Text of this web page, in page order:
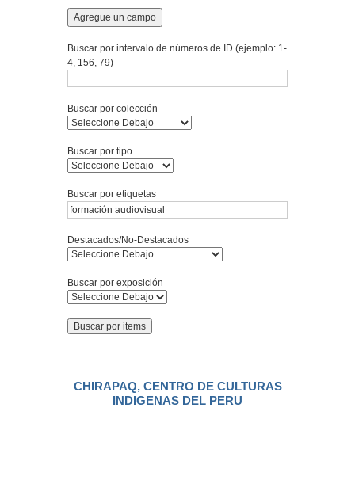
1
Agregue un campo
Buscar por intervalo de números de ID (ejemplo: 1-
4, 156, 79)
Buscar por colección
Buscar por tipo
Buscar por etiquetas
Destacados/No-Destacados
Buscar por exposición
CHIRAPAQ, CENTRO DE CULTURAS
INDIGENAS DEL PERU